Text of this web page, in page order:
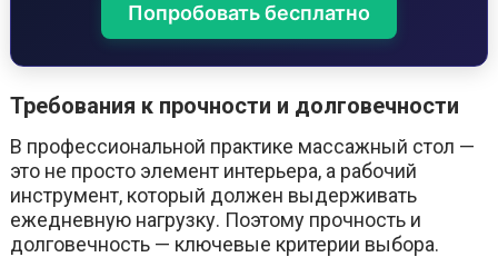
Попробовать бесплатно
Требования к прочности и долговечности
В профессиональной практике массажный стол —
это не просто элемент интерьера, а рабочий
инструмент, который должен выдерживать
ежедневную нагрузку. Поэтому прочность и
долговечность — ключевые критерии выбора.